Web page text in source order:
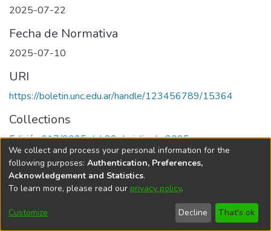
2025-07-22
Fecha de Normativa
2025-07-10
URI
https://boletin.unc.edu.ar/handle/123456789/15364
Collections
Edición 017/2025 del 22 de julio de 2025
Universidad Nacional de Córdoba
We collect and process your personal information for the
following purposes: Authentication, Preferences,
Acknowledgement and Statistics.
To learn more, please read our privacy policy.
Customize Decline That's ok